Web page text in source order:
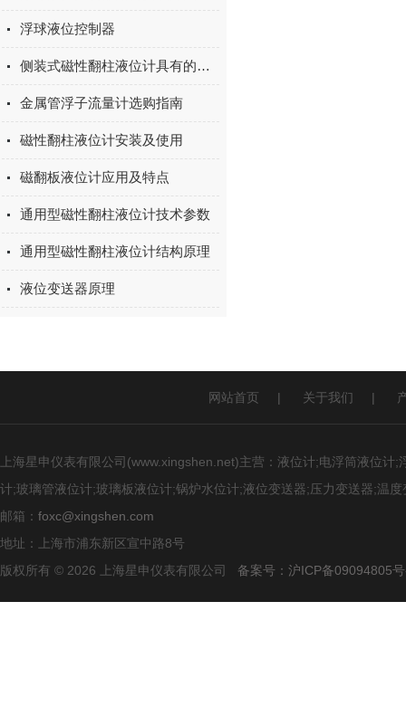
浮球液位控制器
侧装式磁性翻柱液位计具有的功能
金属管浮子流量计选购指南
磁性翻柱液位计安装及使用
磁翻板液位计应用及特点
通用型磁性翻柱液位计技术参数
通用型磁性翻柱液位计结构原理
液位变送器原理
网站首页 | 关于我们 |
上海星申仪表有限公司(www.xingshen.net)主营：液位计;电浮筒液位
计;玻璃管液位计;玻璃板液位计;锅炉水位计;液位变送器;压力变送器;温
邮箱： foxc@xingshen.com
地址：上海市浦东新区宣中路8号
版权所有 © 2026 上海星申仪表有限公司 备案号：沪ICP备09094805